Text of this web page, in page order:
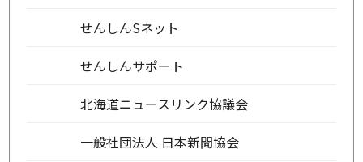
せんしんSネット
せんしんサポート
北海道ニュースリンク協議会
一般社団法人 日本新聞協会